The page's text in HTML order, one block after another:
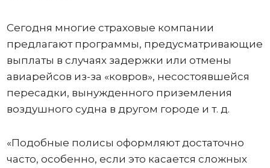
Сегодня многие страховые компании
предлагают программы, предусматривающие
выплаты в случаях задержки или отмены
авиарейсов из-за «ковров», несостоявшейся
пересадки, вынужденного приземления
воздушного судна в другом городе и т. д.
«Подобные полисы оформляют достаточно
часто, особенно, если это касается сложных